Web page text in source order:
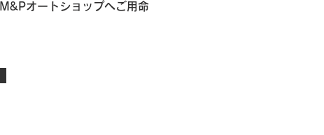
オートショップへご用命